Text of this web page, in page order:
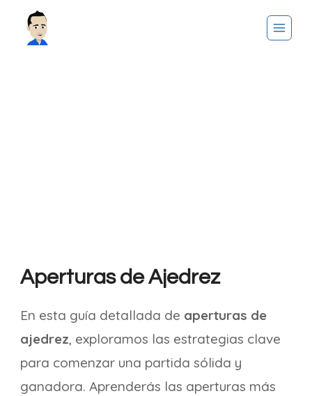
Saltar
Aperturas de Ajedrez
En esta guía detallada de aperturas de
ajedrez, exploramos las estrategias clave
para comenzar una partida sólida y
ganadora. Aprenderás las aperturas más